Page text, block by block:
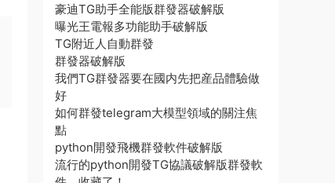
豪迪TG助手全能版群發器破解版
曝光王電報多功能助手破解版
TG附近人自動群發
群發器破解版
我們TG群發器要在國内先把産品體驗做
好
如何群發telegram大模型領域的關注焦
點
python開發飛機群發軟件破解版
流行的python開發TG協議破解版群發軟